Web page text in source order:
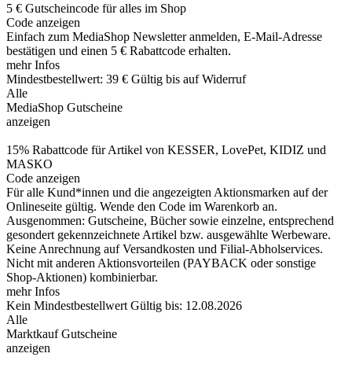
5 € Gutscheincode für alles im Shop
Code anzeigen
Einfach zum MediaShop Newsletter anmelden, E-Mail-Adresse
bestätigen und einen 5 € Rabattcode erhalten.
mehr Infos
Mindestbestellwert: 39 € Gültig bis auf Widerruf
Alle
MediaShop Gutscheine
anzeigen
15% Rabattcode für Artikel von KESSER, LovePet, KIDIZ und
MASKO
Code anzeigen
Für alle Kund*innen und die angezeigten Aktionsmarken auf der
Onlineseite gültig. Wende den Code im Warenkorb an.
Ausgenommen: Gutscheine, Bücher sowie einzelne, entsprechend
gesondert gekennzeichnete Artikel bzw. ausgewählte Werbeware.
Keine Anrechnung auf Versandkosten und Filial-Abholservices.
Nicht mit anderen Aktionsvorteilen (PAYBACK oder sonstige
Shop-Aktionen) kombinierbar.
mehr Infos
Kein Mindestbestellwert Gültig bis: 12.08.2026
Alle
Marktkauf Gutscheine
anzeigen